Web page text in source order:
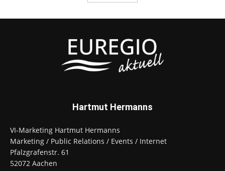
Hartmut Hermanns
VI-Marketing Hartmut Hermanns
Marketing / Public Relations / Events / Internet
Pfalzgrafenstr. 61
52072 Aachen